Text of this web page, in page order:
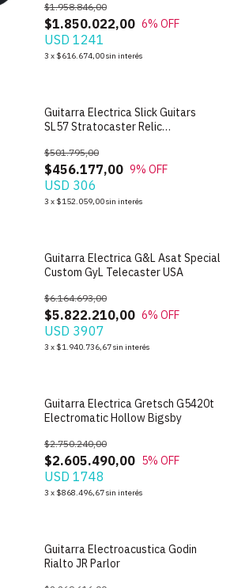
$1.850.022,00
$1.958.846,00
6% OFF
USD 1241
3 x $616.674,00sin interés
Guitarra Electrica Slick Guitars
SL57 Stratocaster Relic
$456.177,00
$501.795,00
9% OFF
USD 306
3 x $152.059,00sin interés
Guitarra Electrica G&L Asat Special
Custom GyL Telecaster USA
$5.822.210,00
$6.164.693,00
6% OFF
USD 3907
3 x $1.940.736,67sin interés
Guitarra Electrica Gretsch G5420t
Electromatic Hollow Bigsby
$2.605.490,00
$2.750.240,00
5% OFF
USD 1748
3 x $868.496,67sin interés
Guitarra Electroacustica Godin
Rialto JR Parlor